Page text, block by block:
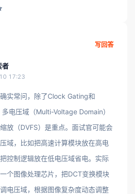
写回答
者
17:23
实常问，除了Clock Gating和
电压域（Multi-Voltage Domain）
放（DVFS）是重点。面试官可能会
域，比如把高速计算模块放在高电
控制逻辑放在低电压域省电。实际
个图像处理芯片，把DCT变换模块
电压域，根据图像复杂度动态调整